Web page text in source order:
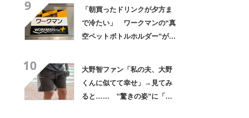
9
「朝買ったドリンクが夕方ま
で冷たい」 ワークマンの“真
空ペットボトルホルダー”が大
10
大野智ファン「私の夫、大野
くんに似てて幸せ」→見てみ
ると…… ‟驚きの姿”に「最